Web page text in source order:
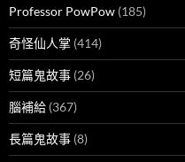
Professor PowPow (185)
奇怪仙人掌 (414)
短篇鬼故事 (26)
腦補給 (367)
長篇鬼故事 (8)